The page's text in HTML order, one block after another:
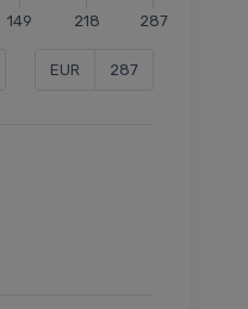
149 218 287
EUR